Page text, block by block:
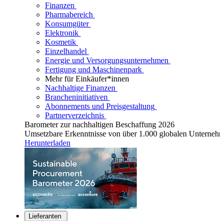
Finanzen
Pharmabereich
Konsumgüter
Elektronik
Kosmetik
Einzelhandel
Energie und Versorgungsunternehmen
Fertigung und Maschinenpark
Mehr für Einkäufer*innen
Nachhaltige Finanzen
Brancheninitiativen
Abonnements und Preisgestaltung
Partnerverzeichnis
Barometer zur nachhaltigen Beschaffung 2026
Umsetzbare Erkenntnisse von über 1.000 globalen
Herunterladen
Lieferanten